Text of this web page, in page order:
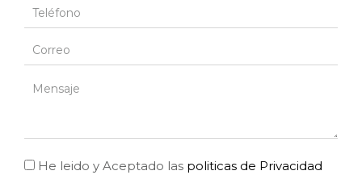
He leido y Aceptado las politicas de Privacidad